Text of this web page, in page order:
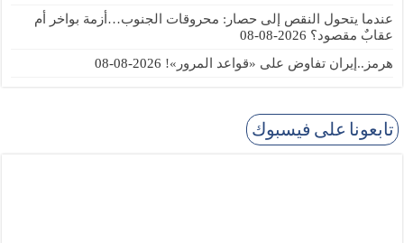
عندما يتحول النقص إلى حصار: محروقات الجنوب…أزمة بواخر أم
عقابٌ مقصود؟ 2026-08-08
هرمز..إيران تفاوض على «قواعد المرور»! 2026-08-08
تابعونا على فيسبوك